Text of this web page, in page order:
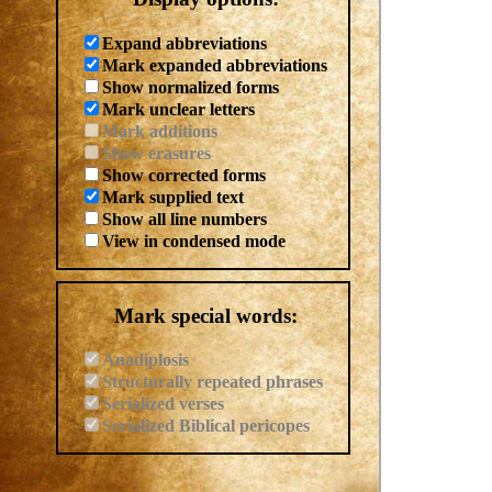
Expand abbreviations
Mark expanded abbreviations
Show normalized forms
Mark unclear letters
Mark additions
Show erasures
Show corrected forms
Mark supplied text
Show all line numbers
View in condensed mode
Mark special words:
Anadiplosis
Structurally repeated phrases
Serialized verses
Serialized Biblical pericopes